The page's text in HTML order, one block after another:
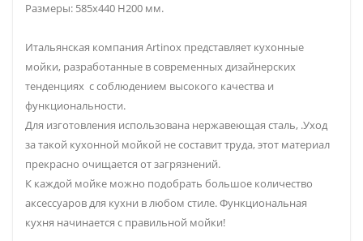
Размеры: 585х440 H200 мм.
Итальянская компания Artinox представляет кухонные
мойки, разработанные в современных дизайнерских
тенденциях с соблюдением высокого качества и
функциональности.
Для изготовления использована нержавеющая сталь, .Уход
за такой кухонной мойкой не составит труда, этот материал
прекрасно очищается от загрязнений.
К каждой мойке можно подобрать большое количество
аксессуаров для кухни в любом стиле. Функциональная
кухня начинается с правильной мойки!